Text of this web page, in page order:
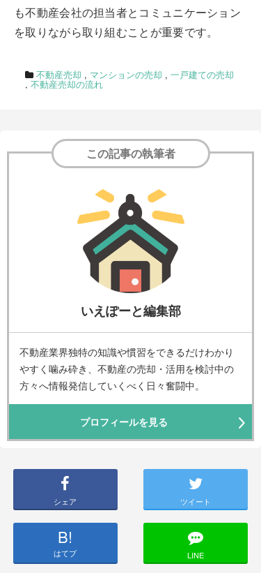
も不動産会社の担当者とコミュニケーション
を取りながら取り組むことが重要です。
不動産売却 , マンションの売却 , 一戸建ての売却
, 不動産売却の流れ
この記事の執筆者
いえぽーと編集部
不動産業界独特の知識や慣習をできるだけわかり
やすく噛み砕き、不動産の売却・活用を検討中の
方々へ情報発信していくべく日々奮闘中。
プロフィールを見る
シェア ツイート
B!
はてブ LINE